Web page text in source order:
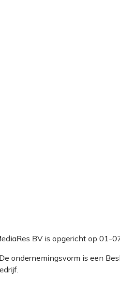
BV is opgericht op 01-
ondernemingsvorm is een